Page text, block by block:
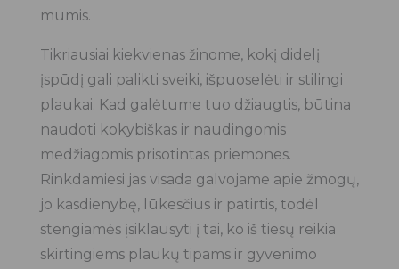
mumis.
Tikriausiai kiekvienas žinome, kokį didelį
įspūdį gali palikti sveiki, išpuoselėti ir stilingi
plaukai. Kad galėtume tuo džiaugtis, būtina
naudoti kokybiškas ir naudingomis
medžiagomis prisotintas priemones.
Rinkdamiesi jas visada galvojame apie žmogų,
jo kasdienybę, lūkesčius ir patirtis, todėl
stengiamės įsiklausyti į tai, ko iš tiesų reikia
skirtingiems plaukų tipams ir gyvenimo